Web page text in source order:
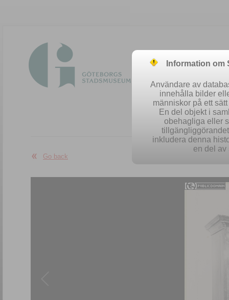
Easy
Go back
Information
Användare av
innehålla bilder
människor på ett
En del objekt i
obehagliga eller
inkludera denna
en del av